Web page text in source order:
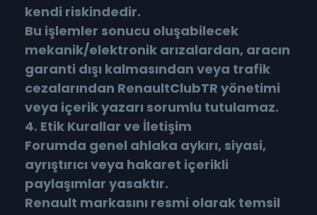
kendi riskindedir.
Bu işlemler sonucu oluşabilecek
mekanik/elektronik arızalardan, aracın
garanti dışı kalmasından veya trafik
cezalarından RenaultClubTR yönetimi
veya içerik yazarı sorumlu tutulamaz.
4. Etik Kurallar ve İletişim
Forumda genel ahlaka aykırı, siyasi,
ayrıştırıcı veya hakaret içerikli
paylaşımlar yasaktır.
Renault markasını resmi olarak temsil